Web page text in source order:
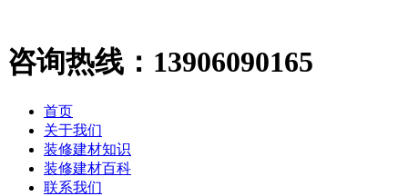
咨询热线： 13906090165
首页
关于我们
装修建材知识
装修建材百科
联系我们